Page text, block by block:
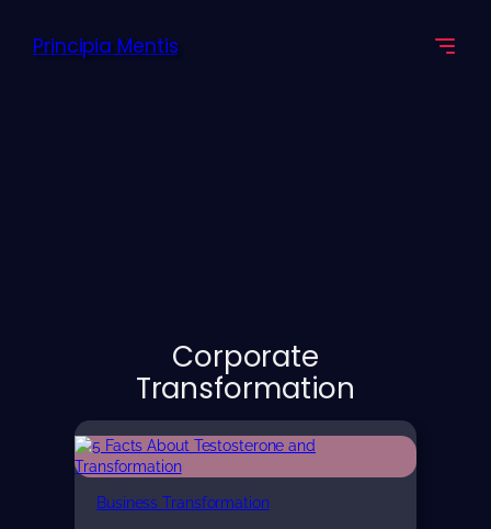
Principia Mentis
Corporate
Transformation
Business Transformation